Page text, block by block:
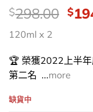
價
錢：
$298.00 $
120ml x 2
🏆 榮獲2022上半
第二名 ...more
缺貨中